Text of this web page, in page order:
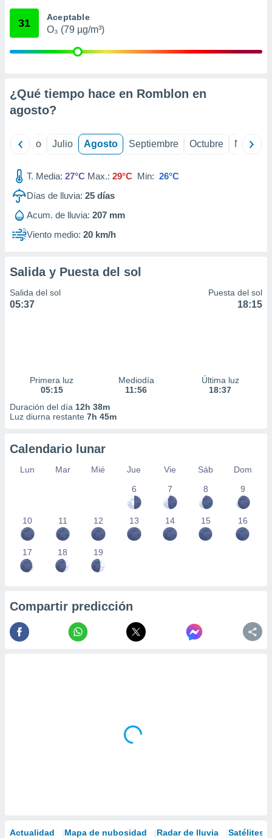
e
publicidad
1199
31 Aceptable
O₃ (79 µg/m³)
¿Qué tiempo hace en Romblon en
agosto?
Junio Julio Agosto Septiembre Octubre
T. Media: 27°C Max.: 29°C Min: 26°C
Días de lluvia: 25 días
Acum. de lluvia: 207 mm
Viento medio: 20 km/h
Salida y Puesta del sol
Salida del sol
05:37
Puesta del sol
18:15
Primera luz
05:15
Mediodía
11:56
Última luz
18:37
Duración del día 12h 38m
Luz diurna restante 7h 45m
Calendario lunar
Lun Mar Mié Jue Vie Sáb
Dom
6
7 8 9
10 11 12 13 14 15 16
17 18 19
Compartir predicción
Actualidad Mapa de nubosidad Radar de lluvia Satélites